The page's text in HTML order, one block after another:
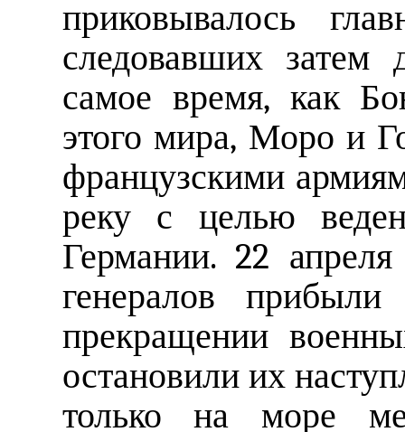
приковывалось
следовавших затем
самое время, как
этого мира, Моро и
французскими
реку с целью
Германии. 22
генералов
прекращении
остановили их
только на море